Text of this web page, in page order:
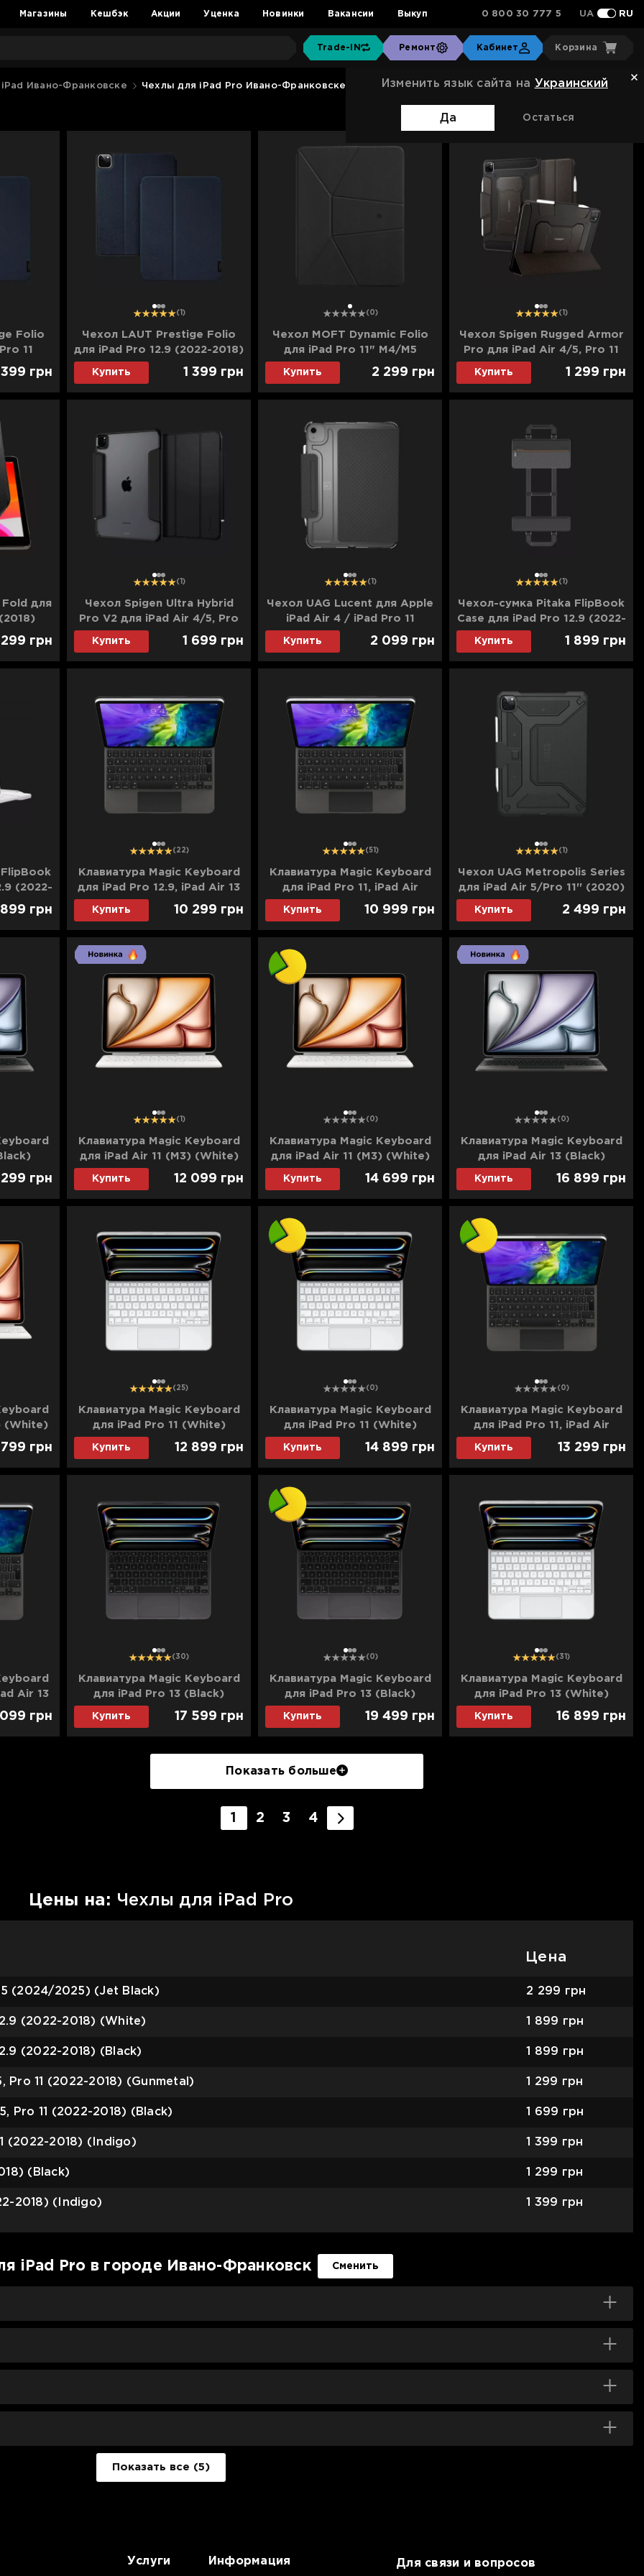
Магазины Кешбэк Акции Уценка Новинки Вакансии Выкуп 0 800 30 777 5 UA RU
Trade-IN Ремонт Кабинет Корзина
Изменить язык сайта на Украинский
Да Остаться
Ивано-Франковске Чехлы для iPad Pro Ивано-Франковске Сортировка: Стандартная
Folio
11
399 грн
12 3 (1)
Чехол LAUT Prestige Folio
для iPad Pro 12.9 (2022-2018)
(Indigo)
Купить 1 399 грн
1 (0)
Чехол MOFT Dynamic Folio
для iPad Pro 11" М4/M5
(2024/2025) (Jet Black)
Купить 2 299 грн
12 3 (1)
Чехол Spigen Rugged Armor
Pro для iPad Air 4/5, Pro 11
(2022-2018) (Gunmetal)
Купить 1 299 грн
Fold для
299 грн
12 3 (1)
Чехол Spigen Ultra Hybrid
Pro V2 для iPad Air 4/5, Pro
11 (2022-2018) (Black)
Купить 1 699 грн
12 3 (1)
Чехол UAG Lucent для Apple
iPad Air 4 / iPad Pro 11
(2018/2020) (Black)
Купить 2 099 грн
12 3 (1)
Чехол-сумка Pitaka FlipBook
Case для iPad Pro 12.9 (2022-
2018) (Black)
Купить 1 899 грн
(2022-
899 грн
12 3 (22)
Клавиатура Magic Keyboard
для iPad Pro 12.9, iPad Air 13
(M2) (Black) (MJQK3/MXQU2)
Купить 10 299 грн
12 3 (51)
Клавиатура Magic Keyboard
для iPad Pro 11, iPad Air
(4/5/6th gen) (Black)
Купить 10 999 грн
12 3 (1)
Чехол UAG Metropolis Series
для iPad Air 5/Pro 11'' (2020)
(Black)
Купить 2 499 грн
299 грн
12 3 (1)
Клавиатура Magic Keyboard
для iPad Air 11 (M3) (White)
(MDFV4)
Купить 12 099 грн
12 3 (0)
Клавиатура Magic Keyboard
для iPad Air 11 (M3) (White)
(MDFV4) (Ultra)
Купить 14 699 грн
12 3 (0)
Клавиатура Magic Keyboard
для iPad Air 13 (Black)
(MGYY4) (2025)
Купить 16 899 грн
(White)
799 грн
12 3 (25)
Клавиатура Magic Keyboard
для iPad Pro 11 (White)
(MWR03) (2024)
Купить 12 899 грн
12 3 (0)
Клавиатура Magic Keyboard
для iPad Pro 11 (White)
(MWR03) (2024) (Ultra)
Купить 14 899 грн
12 3 (0)
Клавиатура Magic Keyboard
для iPad Pro 11, iPad Air
(4/5/6th gen) (Black)
Купить 13 299 грн
Air 13
грн
123 (30)
Клавиатура Magic Keyboard
для iPad Pro 13 (Black)
(MWR53) (2024)
Купить 17 599 грн
12 3 (0)
Клавиатура Magic Keyboard
для iPad Pro 13 (Black)
(MWR53) (2024) (Ultra)
Купить 19 499 грн
12 3 (31)
Клавиатура Magic Keyboard
для iPad Pro 13 (White)
(MWR43) (2024)
Купить 16 899 грн
Показать больше
1 2 3 4
Цены на: Чехлы для iPad Pro
Цена
(2024/2025) (Jet Black) 2 299 грн
(2022-2018) (White) 1 899 грн
(2022-2018) (Black) 1 899 грн
11 (2022-2018) (Gunmetal) 1 299 грн
Pro 11 (2022-2018) (Black) 1 699 грн
(2022-2018) (Indigo) 1 399 грн
(Black) 1 299 грн
2018) (Indigo) 1 399 грн
iPad Pro в городе Ивано-Франковск Сменить
Показать все (5)
Услуги Информация Для связи и вопросов